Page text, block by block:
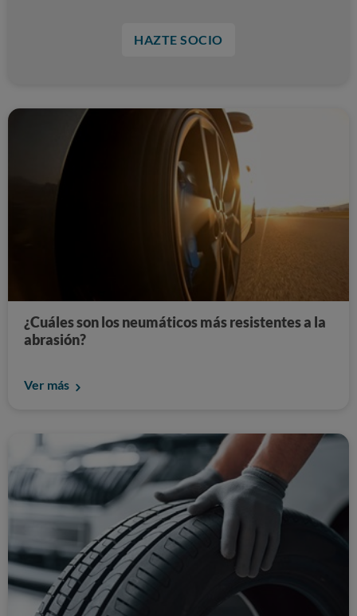
HAZTE SOCIO
¿Cuáles son los neumáticos más resistentes a la
abrasión?
Ver más